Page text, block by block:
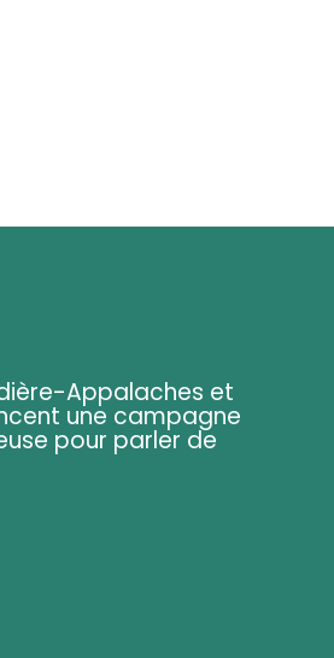
Appalaches et
une campagne
pour parler de